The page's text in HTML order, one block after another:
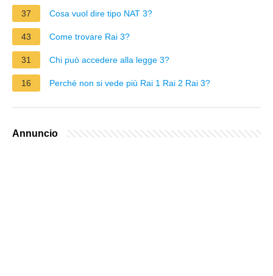
37 Cosa vuol dire tipo NAT 3?
43 Come trovare Rai 3?
31 Chi può accedere alla legge 3?
16 Perché non si vede più Rai 1 Rai 2 Rai 3?
Annuncio